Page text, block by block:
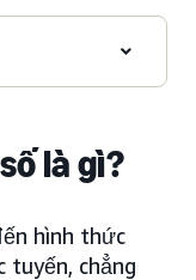
là gì?
hình thức
chẳng